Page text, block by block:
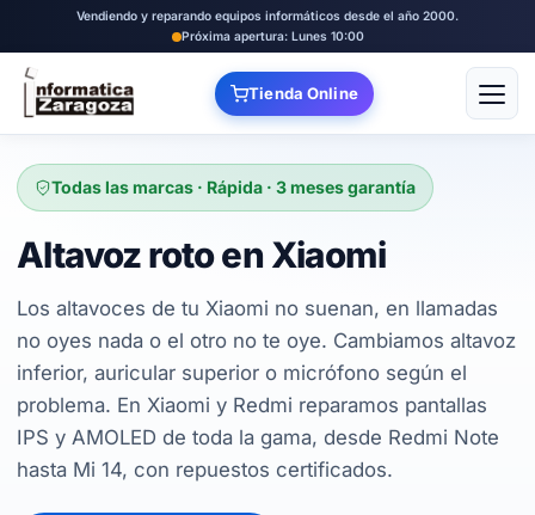
Vendiendo y reparando equipos informáticos desde el año 2000.
Próxima apertura: Lunes 10:00
Tienda Online Abrir
Todas las marcas · Rápida · 3 meses garantía
Altavoz roto en Xiaomi
Los altavoces de tu Xiaomi no suenan, en llamadas
no oyes nada o el otro no te oye. Cambiamos altavoz
inferior, auricular superior o micrófono según el
problema. En Xiaomi y Redmi reparamos pantallas
IPS y AMOLED de toda la gama, desde Redmi Note
hasta Mi 14, con repuestos certificados.